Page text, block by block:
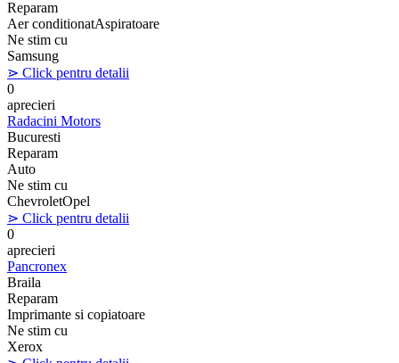
Reparam
Aer conditionatAspiratoare
Ne stim cu
Samsung
⋗ Click pentru detalii
0
aprecieri
Radacini Motors
Bucuresti
Reparam
Auto
Ne stim cu
ChevroletOpel
⋗ Click pentru detalii
0
aprecieri
Pancronex
Braila
Reparam
Imprimante si copiatoare
Ne stim cu
Xerox